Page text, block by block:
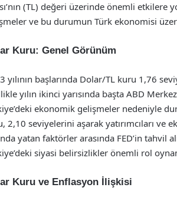
(TL) değeri üzerinde önemli etkilere
ve bu durumun Türk ekonomisi
Kuru: Genel Görünüm
yılının başlarında Dolar/TL kuru 1,76
yılın ikinci yarısında başta ABD
ekonomik gelişmeler nedeniyle
2,10 seviyelerini aşarak yatırımcıları
yatan faktörler arasında FED’in tahvil
siyasi belirsizlikler önemli rol
Kuru ve Enflasyon İlişkisi